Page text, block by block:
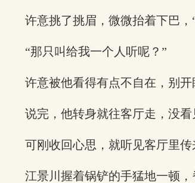
许意挑了挑眉，微微抬着下巴
“那只叫给我一个人听呢？”
许意被他看得有点不自在，别
说完，他转身就往客厅走，没
可刚收回心思，就听见客厅里
江景川握着锅铲的手猛地一顿